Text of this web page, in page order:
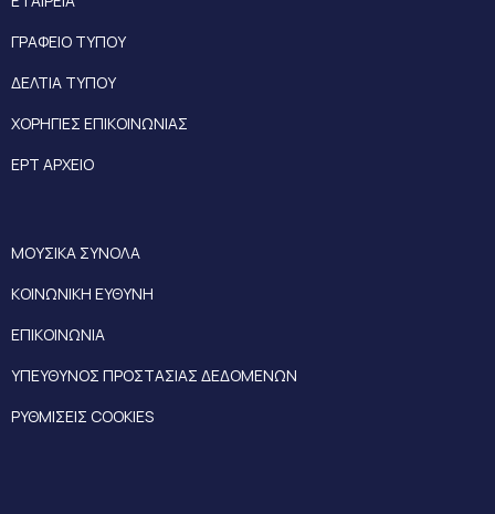
ΓΡΑΦΕΙΟ ΤΥΠΟΥ
ΔΕΛΤΙΑ ΤΥΠΟΥ
ΧΟΡΗΓΙΕΣ ΕΠΙΚΟΙΝΩΝΙΑΣ
ΕΡΤ ΑΡΧΕΙΟ
ΜΟΥΣΙΚΑ ΣΥΝΟΛΑ
ΚΟΙΝΩΝΙΚΗ ΕΥΘΥΝΗ
ΕΠΙΚΟΙΝΩΝΙΑ
ΥΠΕΥΘΥΝΟΣ ΠΡΟΣΤΑΣΙΑΣ ΔΕΔΟΜΕΝΩΝ
ΡΥΘΜΙΣΕΙΣ COOKIES